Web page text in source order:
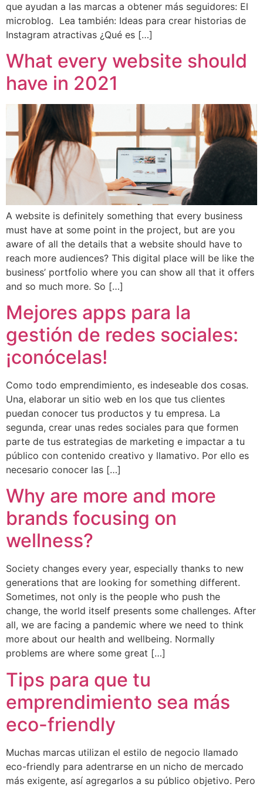
que ayudan a las marcas a obtener más seguidores: El
microblog. Lea también: Ideas para crear historias de
Instagram atractivas ¿Qué es […]
What every website should
have in 2021
A website is definitely something that every business
must have at some point in the project, but are you
aware of all the details that a website should have to
reach more audiences? This digital place will be like the
business’ portfolio where you can show all that it offers
and so much more. So […]
Mejores apps para la
gestión de redes sociales:
¡conócelas!
Como todo emprendimiento, es indeseable dos cosas.
Una, elaborar un sitio web en los que tus clientes
puedan conocer tus productos y tu empresa. La
segunda, crear unas redes sociales para que formen
parte de tus estrategias de marketing e impactar a tu
público con contenido creativo y llamativo. Por ello es
necesario conocer las […]
Why are more and more
brands focusing on
wellness?
Society changes every year, especially thanks to new
generations that are looking for something different.
Sometimes, not only is the people who push the
change, the world itself presents some challenges. After
all, we are facing a pandemic where we need to think
more about our health and wellbeing. Normally
problems are where some great […]
Tips para que tu
emprendimiento sea más
eco-friendly
Muchas marcas utilizan el estilo de negocio llamado
eco-friendly para adentrarse en un nicho de mercado
más exigente, así agregarlos a su público objetivo. Pero